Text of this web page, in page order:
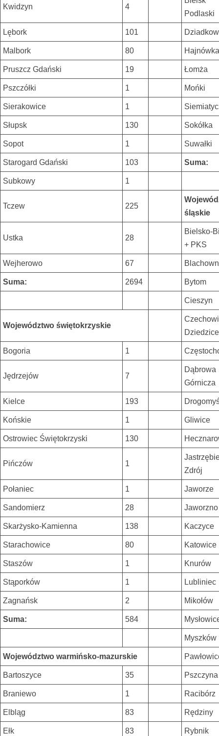
Kwidzyn 4
Podlaski
Lębork 101
Malbork 80 Hajnówka
Pruszcz Gdański 19 Łomża
Pszczółki 1 Mońki
Sierakowice 1
Słupsk 130 Sokółka
Sopot 1 Suwałki
Starogard Gdański 103 Suma:
Subkowy 1
Tczew 225
śląskie
Ustka 28
Bielsko-
+ PKS
Wejherowo 67
Suma: 2694 Bytom
Cieszyn
Województwo świętokrzyskie
Dziedzice
Bogoria 1
Jędrzejów 7
Dąbrowa
Górnicza
Kielce 193
Końskie 1 Gliwice
Ostrowiec Świętokrzyski 130
Pińczów 1
Zdrój
Połaniec 1 Jaworze
Sandomierz 28 Jaworzno
Skarżysko-Kamienna 138 Kaczyce
Starachowice 80 Katowice
Staszów 1 Knurów
Stąporków 1 Lubliniec
Zagnańsk 2 Mikołów
Suma: 584
Myszków
Województwo warmińsko-mazurskie
Bartoszyce 35 Pszczyna
Braniewo 1 Racibórz
Elbląg 83 Rędziny
Ełk 83 Rybnik